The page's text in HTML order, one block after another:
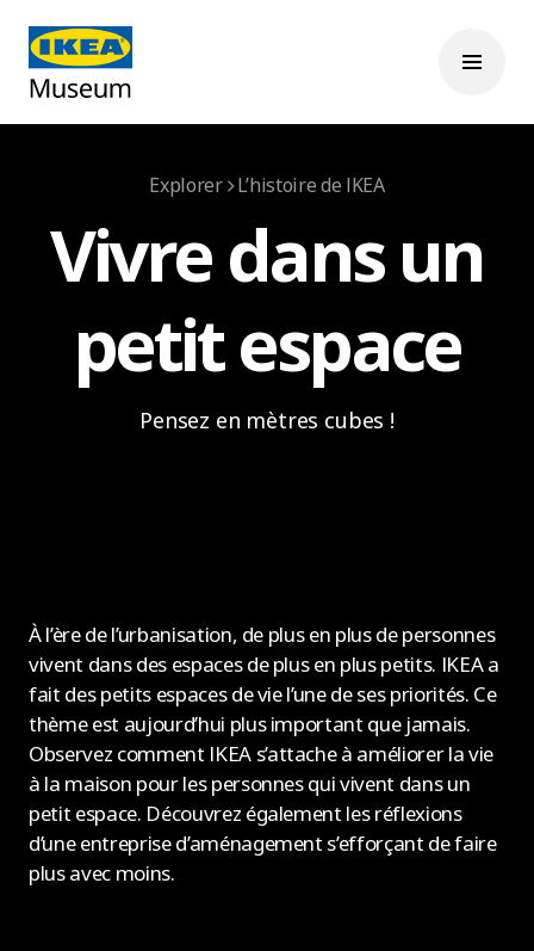
Explorer L’histoire de IKEA
Vivre dans un
petit espace
Pensez en mètres cubes !
À l’ère de l’urbanisation, de plus en plus de personnes
vivent dans des espaces de plus en plus petits. IKEA a
fait des petits espaces de vie l’une de ses priorités. Ce
thème est aujourd’hui plus important que jamais.
Observez comment IKEA s’attache à améliorer la vie
à la maison pour les personnes qui vivent dans un
petit espace. Découvrez également les réflexions
d’une entreprise d’aménagement s’efforçant de faire
plus avec moins.